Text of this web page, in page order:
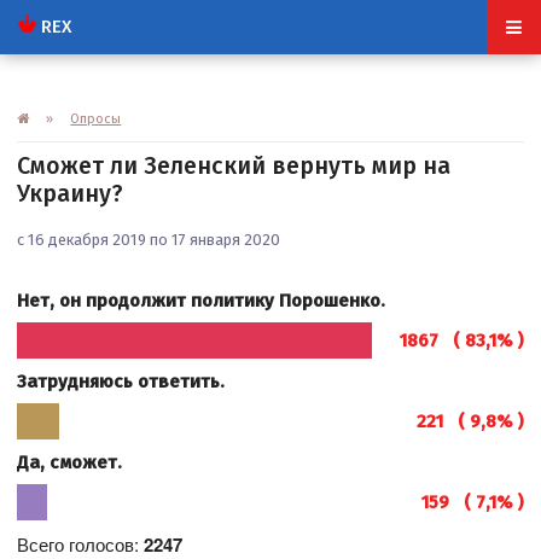
REX
» Опросы
Сможет ли Зеленский вернуть мир на
Украину?
с 16 декабря 2019 по 17 января 2020
Нет, он продолжит политику Порошенко.
1867 ( 83,1% )
Затрудняюсь ответить.
221 ( 9,8% )
Да, сможет.
159 ( 7,1% )
Всего голосов:2247